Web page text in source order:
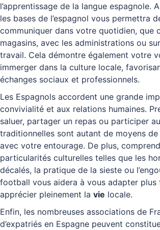
l’apprentissage de la langue espagnole.
les bases de l’espagnol vous permettra
communiquer dans votre quotidien, que
magasins, avec les administrations ou
travail. Cela démontre également votre
immerger dans la culture locale,
échanges sociaux et professionnels.
Les Espagnols accordent une grande
convivialité et aux relations humaines.
saluer, partager un repas ou participer
traditionnelles sont autant de moyens
avec votre entourage. De plus,
particularités culturelles telles que les
décalés, la pratique de la sieste ou
football vous aidera à vous adapter plus
apprécier pleinement la vie locale.
Enfin, les nombreuses associations de
d’expatriés en Espagne peuvent